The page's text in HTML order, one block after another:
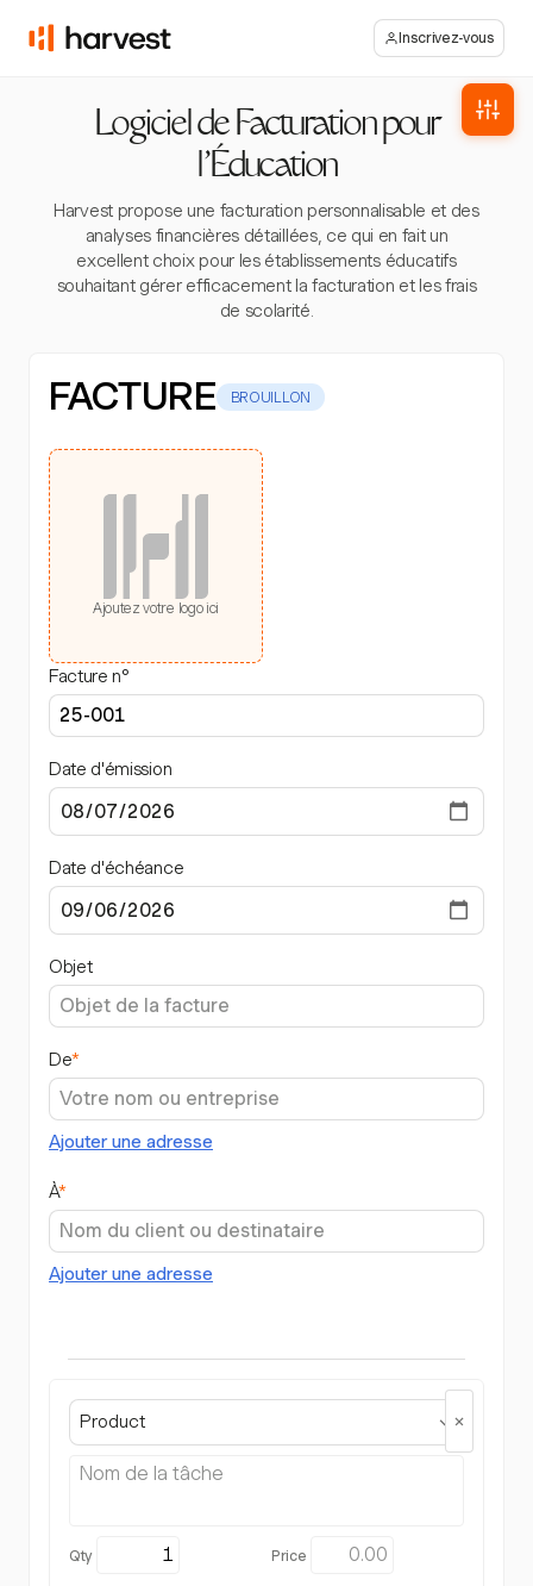
Inscrivez-vous
Logiciel de Facturation pour
l'Éducation
Harvest propose une facturation personnalisable et des
analyses financières détaillées, ce qui en fait un
excellent choix pour les établissements éducatifs
souhaitant gérer efficacement la facturation et les frais
de scolarité.
FACTURE BROUILLON
Ajoutez votre logo ici
Facture n°
Date d'émission
Date d'échéance
Objet
De*
Ajouter une adresse
À*
Ajouter une adresse
Product